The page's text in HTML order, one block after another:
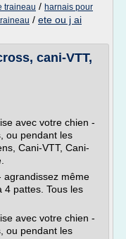
traineau / harnais pour
/ ete ou j ai
cani-VTT,
avec votre chien -
ou pendant les
Cani-VTT, Cani-
agrandissez même
4 pattes. Tous les
avec votre chien -
ou pendant les